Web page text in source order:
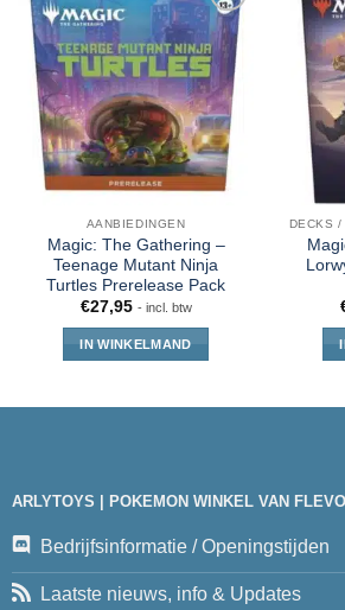
AANBIEDINGEN
Magic: The Gathering –
Teenage Mutant Ninja
Turtles Prerelease Pack
€27,95 - incl. btw
IN WINKELMAND
ARLYTOYS | POKEMON WINKEL VAN
Bedrijfsinformatie / Openingstijden
Laatste nieuws, info & Updates